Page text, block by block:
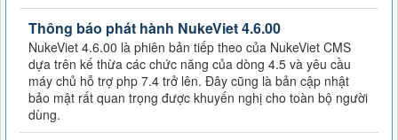
Thông báo phát hành NukeViet 4.6.00
NukeViet 4.6.00 là phiên bản tiếp theo của NukeViet CMS
dựa trên kế thừa các chức năng của dòng 4.5 và yêu cầu
máy chủ hỗ trợ php 7.4 trở lên. Đây cũng là bản cập nhật
bảo mật rất quan trọng được khuyến nghị cho toàn bộ người
dùng.